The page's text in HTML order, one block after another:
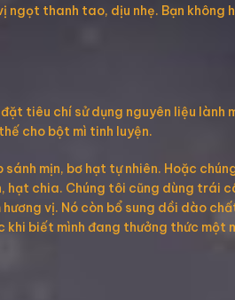
thanh tao, dịu nhẹ. Bạn không
tiêu chí sử dụng nguyên liệu lành
cho bột mì tinh luyện.
mịn, bơ hạt tự nhiên. Hoặc
hạt chia. Chúng tôi cũng dùng trái
vị. Nó còn bổ sung dồi dào
biết mình đang thưởng thức một